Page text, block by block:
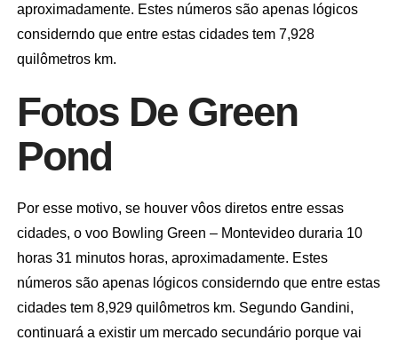
aproximadamente. Estes números são apenas lógicos
considerndo que entre estas cidades tem 7,928
quilômetros km.
Fotos De Green
Pond
Por esse motivo, se houver vôos diretos entre essas
cidades, o voo Bowling Green – Montevideo duraria 10
horas 31 minutos horas, aproximadamente. Estes
números são apenas lógicos considerndo que entre estas
cidades tem 8,929 quilômetros km. Segundo Gandini,
continuará a existir um mercado secundário porque vai